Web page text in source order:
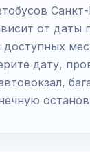
от даты
доступных
дату,